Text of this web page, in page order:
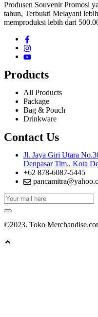
Produsen Souvenir Promosi
tahun, Terbukti Melayani
memproduksi lebih dari
Products
All Products
Package
Bag & Pouch
Drinkware
Contact Us
Jl. Jaya Giri Utara
Denpasar Tim., Kota
+62 878-6087-5445
©2023. Toko